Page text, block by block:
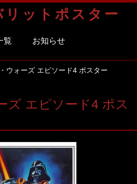
ットポスター
覧
お知らせ
ウォーズ エピソード4 ポスター
ズ エピソード4 ポス